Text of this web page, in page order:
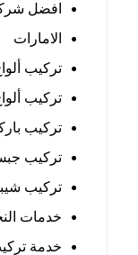
افضل
الامارات
تركيب
تركيب
تركيب
تركيب
تركيب
خدمات
خدمة